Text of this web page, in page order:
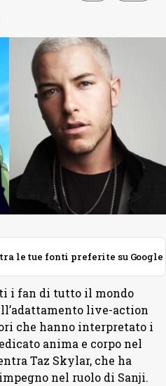
le tue fonti preferite su Google
i fan di tutto il mondo
live-action
che hanno interpretato i
anima e corpo nel
Taz Skylar, che ha
nel ruolo di Sanji.